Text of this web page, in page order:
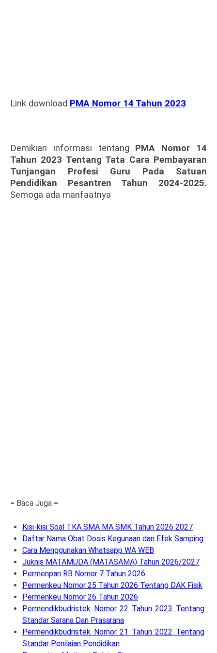
Link download PMA Nomor 14 Tahun 2023
Demikian informasi tentang PMA Nomor 14
Tahun 2023 Tentang Tata Cara Pembayaran
Tunjangan Profesi Guru Pada Satuan
Pendidikan Pesantren Tahun 2024-2025.
Semoga ada manfaatnya
= Baca Juga =
Kisi-kisi Soal TKA SMA MA SMK Tahun 2026 2027
Daftar Nama Obat Dosis Kegunaan dan Efek Samping
Cara Menggunakan Whatsapp WA WEB
Juknis MATAMUDA (MATASAMA) Tahun 2026/2027
Permenpan RB Nomor 7 Tahun 2026
Permenkeu Nomor 25 Tahun 2026 Tentang DAK Fisik
Permenkeu Nomor 26 Tahun 2026
Permendikbudristek Nomor 22 Tahun 2023 Tentang
Standar Sarana Dan Prasarana
Permendikbudristek Nomor 21 Tahun 2022 Tentang
Standar Penilaian Pendidikan